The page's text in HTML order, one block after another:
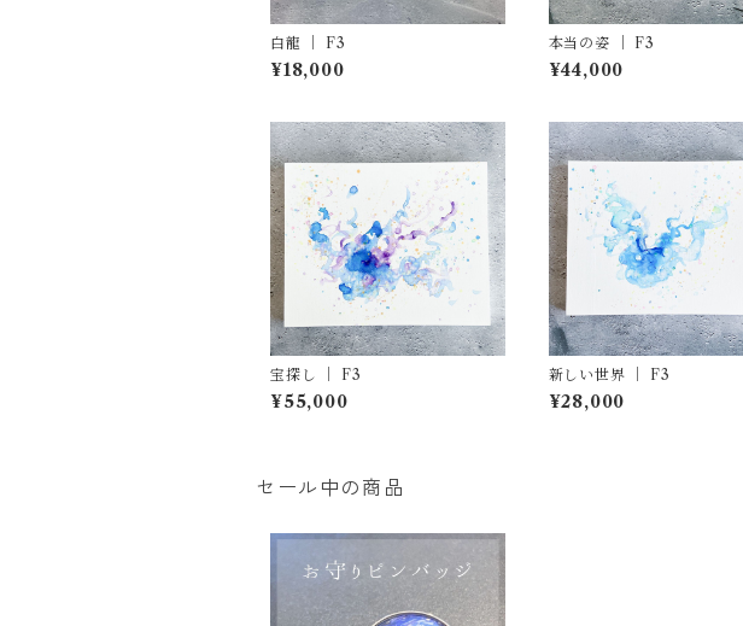
白龍 ｜ F3
¥18,000
本当の姿 ｜ F3
¥44,000
宝探し ｜ F3
¥55,000
新しい世界 ｜ F3
¥28,000
セール中の商品